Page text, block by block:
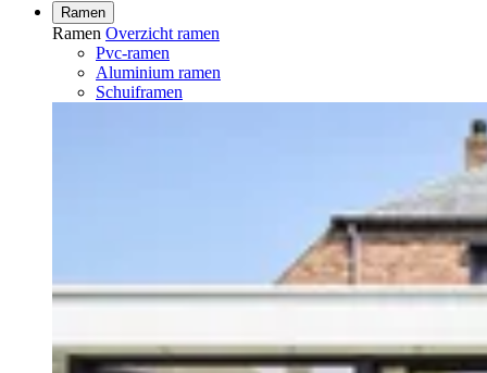
Ramen
Ramen Overzicht ramen
Pvc-ramen
Aluminium ramen
Schuiframen